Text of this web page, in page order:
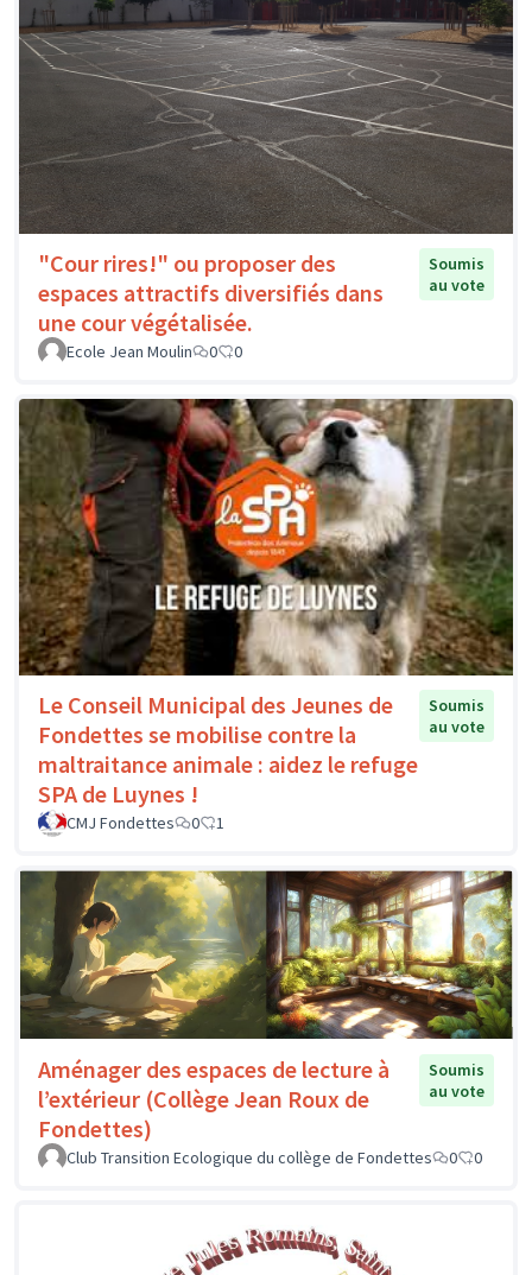
"Cour rires!" ou proposer des
espaces attractifs diversifiés dans
une cour végétalisée.
Soumis
au vote
Ecole Jean Moulin 0 0
Le Conseil Municipal des Jeunes de
Fondettes se mobilise contre la
maltraitance animale : aidez le refuge
SPA de Luynes !
Soumis
au vote
CMJ Fondettes 0 1
Aménager des espaces de lecture à
l’extérieur (Collège Jean Roux de
Fondettes)
Soumis
au vote
Club Transition Ecologique du collège de Fondettes 0 0